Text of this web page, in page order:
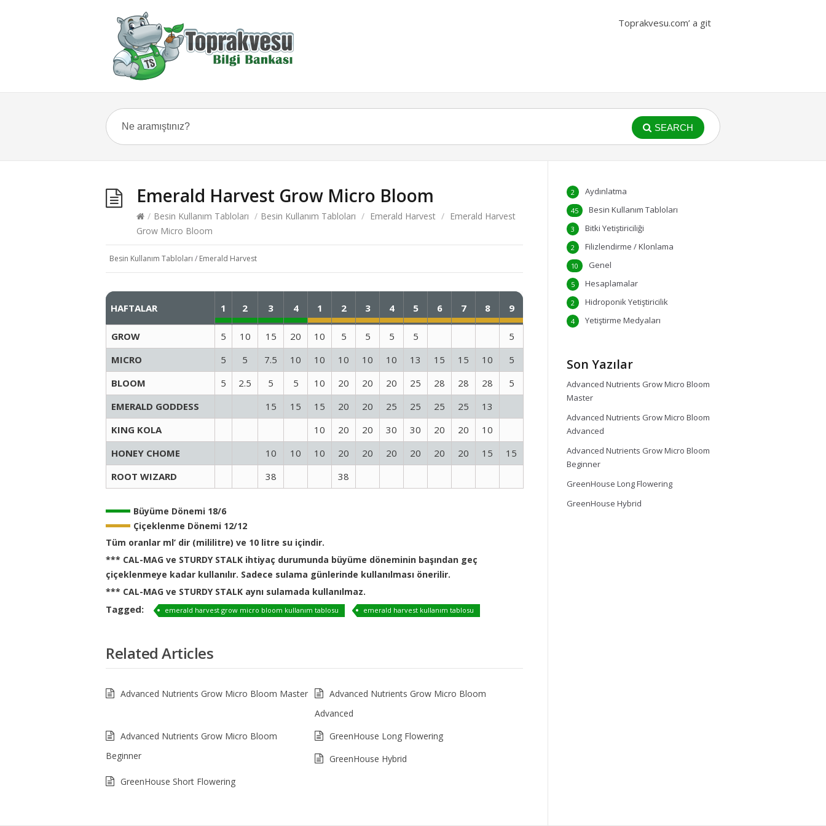
Toprakvesu.com’ a git
SEARCH
Emerald Harvest Grow Micro Bloom
/ Besin Kullanım Tabloları / Besin Kullanım Tabloları / Emerald Harvest / Emerald Harvest
Grow Micro Bloom
Besin Kullanım Tabloları / Emerald Harvest
HAFTALAR 1 2 3 4 1 2 3 4 5 6 7 8 9
GROW 5 10 15 20 10 5 5 5 5
5
MICRO
5 5 7.5 10 10 10 10 10 13 15 15 10
5
BLOOM
5 2.5 5 5 10 20 20 20 25 28 28 28
5
EMERALD GODDESS
15 15 15 20 20 25 25 25 25
13
KING KOLA
10 20 20 30 30 20 20
10
HONEY CHOME
10 10 10 20 20 20 20 20 20 15
15
ROOT WIZARD
38 38
Büyüme Dönemi 18/6
Çiçeklenme Dönemi 12/12
Tüm oranlar ml’ dir (mililitre) ve 10 litre su içindir.
*** CAL-MAG ve STURDY STALK ihtiyaç durumunda büyüme döneminin başından geç
çiçeklenmeye kadar kullanılır. Sadece sulama günlerinde kullanılması önerilir.
*** CAL-MAG ve STURDY STALK aynı sulamada kullanılmaz.
Tagged: emerald harvest grow micro bloom kullanım tablosu emerald harvest kullanım tablosu
Related Articles
Advanced Nutrients Grow Micro Bloom Master
Advanced Nutrients Grow Micro Bloom
Advanced
Advanced Nutrients Grow Micro Bloom
Beginner
GreenHouse Long Flowering
GreenHouse Hybrid
GreenHouse Short Flowering
Aydınlatma
2
Besin Kullanım Tabloları
45
Bitki Yetiştiriciliği
3
Filizlendirme / Klonlama
2
Genel
10
Hesaplamalar
5
Hidroponik Yetiştiricilik
2
Yetiştirme Medyaları
4
Son Yazılar
Advanced Nutrients Grow Micro Bloom
Master
Advanced Nutrients Grow Micro Bloom
Advanced
Advanced Nutrients Grow Micro Bloom
Beginner
GreenHouse Long Flowering
GreenHouse Hybrid